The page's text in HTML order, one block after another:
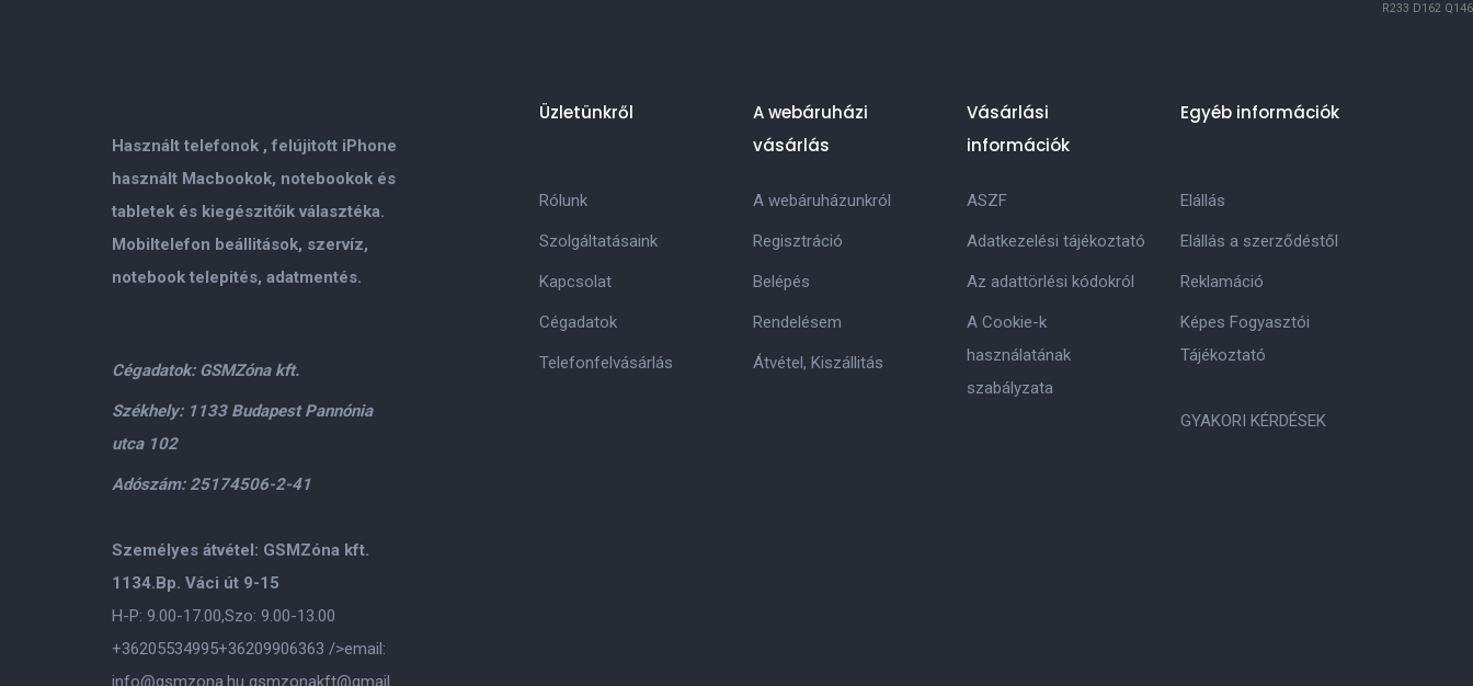
R233 D162 Q146
Használt telefonok , felújitott iPhone
használt Macbookok, notebookok és
tabletek és kiegészitőik választéka.
Mobiltelefon beállitások, szervíz,
notebook telepités, adatmentés.
Cégadatok: GSMZóna kft.
Székhely: 1133 Budapest Pannónia
utca 102
Adószám: 25174506-2-41
Személyes átvétel: GSMZóna kft.
1134.Bp. Váci út 9-15
H-P: 9.00-17.00,Szo: 9.00-13.00
+36205534995+36209906363 />email:
info@gsmzona.hu gsmzonakft@gmail.
Üzletünkről
Rólunk
Szolgáltatásaink
Kapcsolat
Cégadatok
Telefonfelvásárlás
A webáruházi
vásárlás
A webáruházunkról
Regisztráció
Belépés
Rendelésem
Átvétel, Kiszállitás
Vásárlási
információk
ASZF
Adatkezelési tájékoztató
Az adattörlési kódokról
A Cookie-k
használatának
szabályzata
Egyéb információk
Elállás
Elállás a szerződéstől
Reklamáció
Képes Fogyasztói
Tájékoztató
GYAKORI KÉRDÉSEK